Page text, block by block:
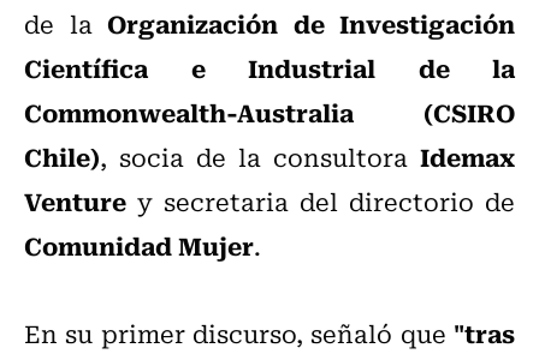
de la Organización de Investigación
Científica e Industrial de la
Commonwealth-Australia (CSIRO
Chile), socia de la consultora Idemax
Venture y secretaria del directorio de
Comunidad Mujer.
En su primer discurso, señaló que "tras